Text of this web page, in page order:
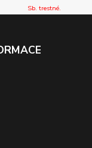
Sb. trestné.